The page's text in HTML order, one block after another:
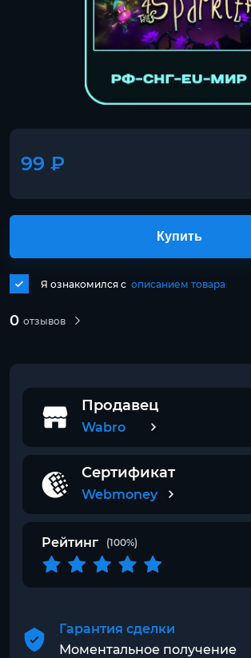
99 ₽
0 отзывов
Я ознакомился с описанием товара
Купить
Продавец
Wabro
Сертификат
Webmoney
Рейтинг (100%)
Гарантия сделки
Моментальное получение